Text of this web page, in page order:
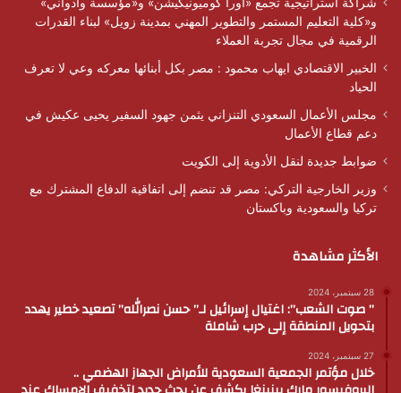
و«كلية التعليم المستمر والتطوير المهني بمدينة زويل» لبناء القدرات
الرقمية في مجال تجربة العملاء
الخبير الاقتصادي ايهاب محمود : مصر بكل أبنائها معركه وعي لا تعرف
الحياد
مجلس الأعمال السعودي التنزاني يثمن جهود السفير يحيى عكيش في
دعم قطاع الأعمال
ضوابط جديدة لنقل الأدوية إلى الكويت
وزير الخارجية التركي: مصر قد تنضم إلى اتفاقية الدفاع المشترك مع
تركيا والسعودية وباكستان
الأكثر مشاهدة
28 سبتمبر، 2024
” صوت الشعب”: اغتيال إسرائيل لـ” حسن نصرالله” تصعيد خطير يهدد
بتحويل المنطقة إلى حرب شاملة
27 سبتمبر، 2024
خلال مؤتمر الجمعية السعودية للأمراض الجهاز الهضمي ..